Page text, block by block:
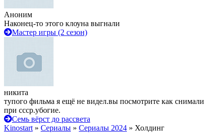
Аноним
Наконец-то этого клоуна выгнали
Мастер игры (2 сезон)
никита
тупого фильма я ещё не видел.вы посмотрите как снимали
при ссср.убогие.
Семь вёрст до рассвета
Kinostart » Сериалы » Сериалы 2024 » Холдинг